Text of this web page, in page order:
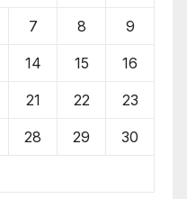
7 8 9
14 15 16
21 22 23
28 29 30